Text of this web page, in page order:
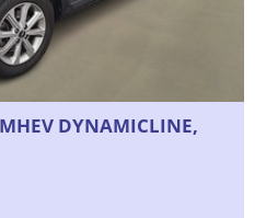
DYNAMICLINE,